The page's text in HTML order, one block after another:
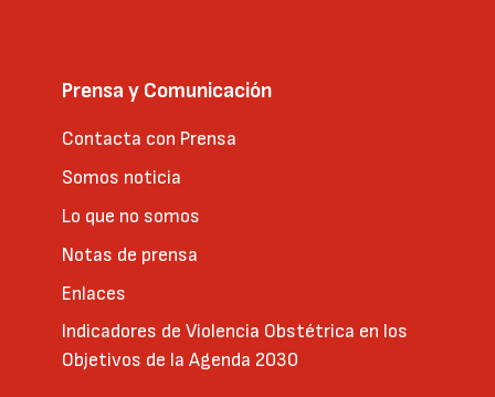
Prensa y Comunicación
Contacta con Prensa
Somos noticia
Lo que no somos
Notas de prensa
Enlaces
Indicadores de Violencia Obstétrica en los
Objetivos de la Agenda 2030